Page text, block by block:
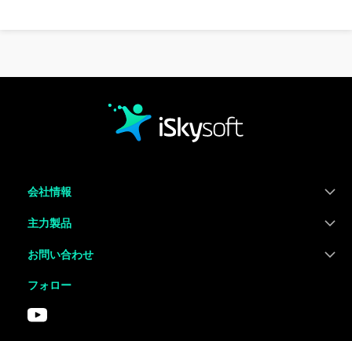
会社情報
主力製品
お問い合わせ
フォロー